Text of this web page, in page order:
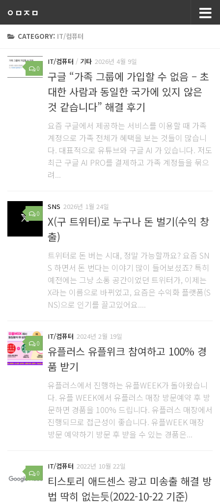
ㅇㅁㅈㅁ
CATEGORY: IT/컴퓨터
0
IT/컴퓨터 / 기타 2026년 4월 9일
구글 “가족 그룹에 가입할 수 없음 – 초
대한 사람과 동일한 국가에 있지 않은
것 같습니다” 해결 후기
요즘 구글에서 제공하는 서비스를 이용할 때 가족
계정으로 가족 전체가 혜택을 보는 것들이 많습니
다. 대표적으로 유튜브와 구글 AI 가 있습니다. 저도
최근 구글 AI PRO를 결제하고 가족 계정들을 묶으
려...
0
SNS 2026년 1월 24일
X(구 트위터)로 누구나 돈 벌기(수익 창
출)
트위터로 돈 버는 시대, 정말 가능할까요? 요즘 SN
S 하면서 돈 번다는 이야기 많이 들어보셨죠? 특히
예전에는 그냥 소통 공간이었던 트위터가, 이제는
X라는 이름으로 바뀌었고, 요즘은 수익화 플랫폼(S
NS)으로 인기를 끌고있어요....
0
IT/컴퓨터 2024년 2월 19일
유플러스 유플위크 참여하고 100% 경
품 받기
유플러스에서 진행하는 유플WEEK가 돌아왔습니
다. 유플 WEEK에서 유플러스 매장 방문예약 후 방
문하면 경품을 100% 드립니다. 유플러스 매장에서
진행되므로 접근성이 좋습니다. 유플WEEK 매장
방문 예약하기 방문 후 받을 수 있는 경품은...
0
IT/컴퓨터 2022년 10월 22일
티스토리 애드센스 광고 미송출 해결 방
법 딱히 없는듯(2022-10-22 기준)